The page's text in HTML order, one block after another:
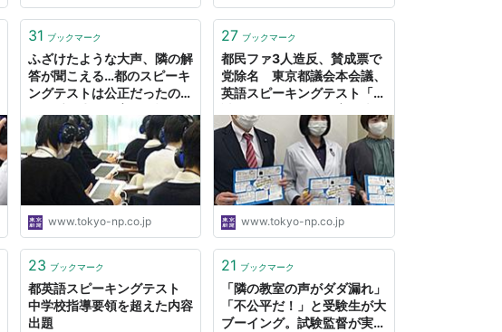
31 ブックマーク
ふざけたような大声、隣の解
答が聞こえる…都のスピーキ
ングテストは公正だったの
い」：東京新聞デジタル
www.tokyo-np.co.jp
27 ブックマーク
都民ファ3人造反、賛成票で
党除名 東京都議会本会議、
英語スピーキングテスト「入
東京新聞デジタル
www.tokyo-np.co.jp
23 ブックマーク
都英語スピーキングテスト
中学校指導要領を超えた内容
出題
21 ブックマーク
「隣の教室の声がダダ漏れ」
「不公平だ！」と受験生が大
ブーイング。試験監督が実名